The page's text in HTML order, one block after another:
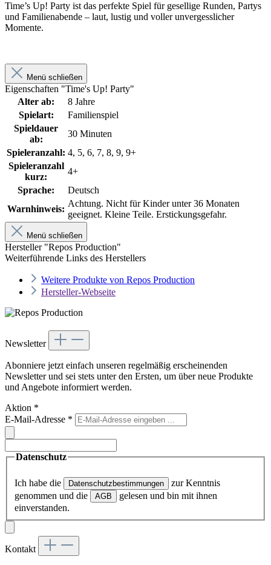
Time’s Up! Party ist das perfekte Spiel für gesellige Runden, Partys
und Familienabende – laut, lustig und voller unvergesslicher
Momente.
Menü schließen
Eigenschaften "Time's Up! Party"
Alter ab:
8 Jahre
Spielart:
Familienspiel
Spieldauer
ab:
30 Minuten
Spieleranzahl: 4, 5, 6, 7, 8, 9, 9+
Spieleranzahl
kurz:
4+
Sprache:
Deutsch
Warnhinweis:
Achtung. Nicht für Kinder unter 36 Monaten
geeignet. Kleine Teile. Erstickungsgefahr.
Menü schließen
Hersteller "Repos Production"
Weiterführende Links des Herstellers
Weitere Produkte von Repos Production
Hersteller-Webseite
Newsletter
Abonniere jetzt einfach unseren regelmäßig erscheinenden
Newsletter und sei stets unter den Ersten, um über neue Produkte
und Angebote informiert werden.
Aktion *
E-Mail-Adresse *
Datenschutz
Ich habe die Datenschutzbestimmungen
zur Kenntnis
genommen und die
AGB
gelesen und bin mit ihnen
einverstanden.
Kontakt